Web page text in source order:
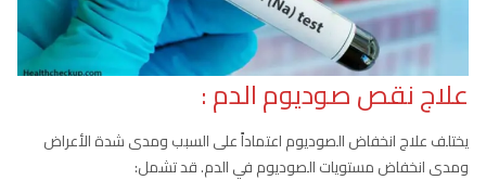
علاج نقص صوديوم الدم :
يختلف علاج انخفاض الصوديوم اعتماداً على السبب ومدى شدة الأعراض
ومدى انخفاض مستويات الصوديوم في الدم. قد تشمل: